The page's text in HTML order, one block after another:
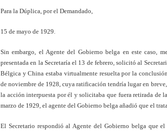
Para la Dúplica, por el Demandado,
15 de mayo de 1929.
Sin embargo, el Agente del Gobierno belga en este caso,
presentada en la Secretaría el 13 de febrero, solicitó al
Bélgica y China estaba virtualmente resuelta por la
de noviembre de 1928, cuya ratificación tendría lugar en
la acción interpuesta por él y solicitaba que fuera retirada de
marzo de 1929, el agente del Gobierno belga añadió que el
El Secretario respondió al Agente del Gobierno belga que